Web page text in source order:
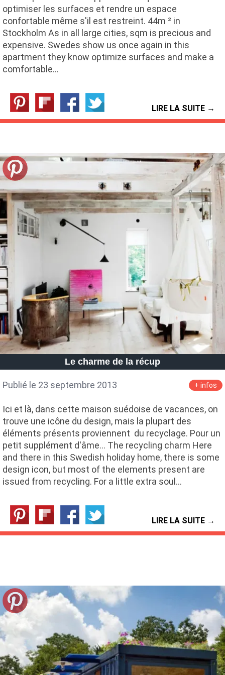
optimiser les surfaces et rendre un espace
confortable même s'il est restreint. 44m ² in
Stockholm As in all large cities, sqm is precious and
expensive. Swedes show us once again in this
apartment they know optimize surfaces and make a
comfortable…
LIRE LA SUITE →
Le charme de la récup
Publié le 23 septembre 2013 + infos
Ici et là, dans cette maison suédoise de vacances, on
trouve une icône du design, mais la plupart des
éléments présents proviennent du recyclage. Pour un
petit supplément d'âme... The recycling charm Here
and there in this Swedish holiday home, there is some
design icon, but most of the elements present are
issued from recycling. For a little extra soul…
LIRE LA SUITE →